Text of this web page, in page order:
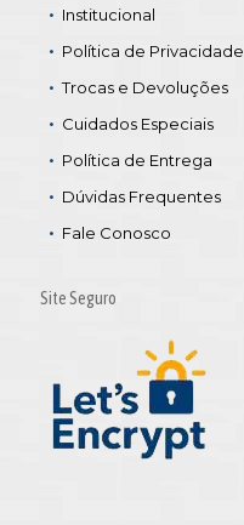
Institucional
Política de Privacidade
Trocas e Devoluções
Cuidados Especiais
Política de Entrega
Dúvidas Frequentes
Fale Conosco
Site Seguro